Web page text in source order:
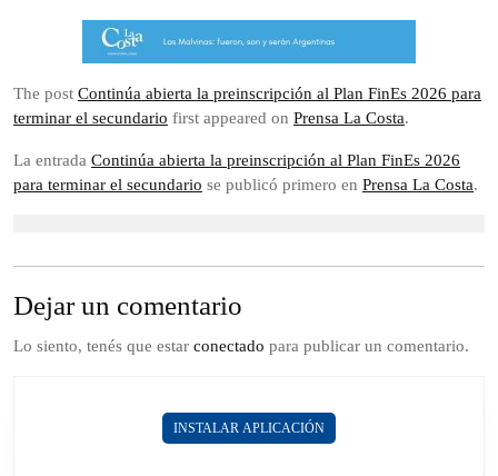
The post Continúa abierta la preinscripción al Plan FinEs 2026 para
terminar el secundario first appeared on Prensa La Costa.
La entrada Continúa abierta la preinscripción al Plan FinEs 2026
para terminar el secundario se publicó primero en Prensa La Costa.
Dejar un comentario
Lo siento, tenés que estar conectado para publicar un comentario.
INSTALAR APLICACIÓN